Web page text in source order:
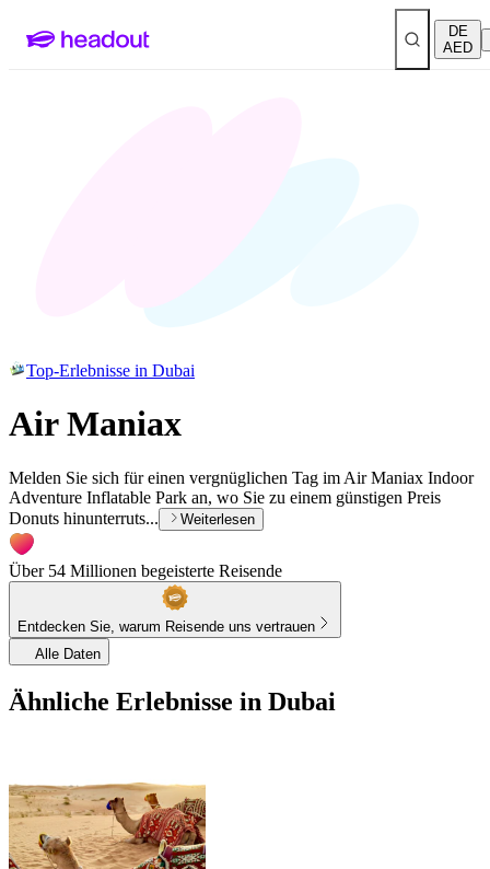
DE
AED
Top-Erlebnisse in Dubai
Air Maniax
Melden Sie sich für einen vergnüglichen Tag im Air Maniax Indoor
Adventure Inflatable Park an, wo Sie zu einem günstigen Preis
Donuts hinunterruts...
Weiterlesen
Über 54 Millionen begeisterte Reisende
Entdecken Sie, warum Reisende uns vertrauen
Alle Daten
Ähnliche Erlebnisse in Dubai